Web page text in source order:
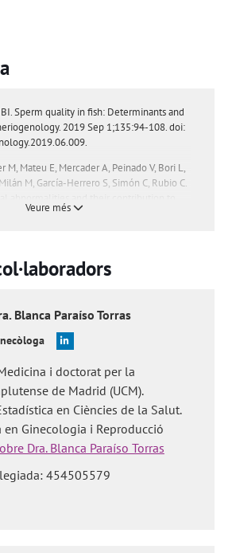
Sperm quality in fish: Determinants and
2019 Sep 1;135:94-108. doi:
M, Mateu E, Mercader A, Peinado V, Bori L,
M, García-Herrero S, Simón C, Rubio C.
Biol Reprod. 2019 Jul 18. pii:
in men with mosaic Turner
of fluorescence in situ hybridization
to perform and assisted
outcomes. J AssistReprod Genet. 2019
s10815-019-01554-2.
'En què consisteix el FISH
,'En quins pacients està indicat fer un FISH
,'Quines conseqüències es poden esperar
'Existeixen criteris estrictes
i'Quin és el preu de la tècnica de FISH?'
Veure més
Blanca Paraíso Torras
i doctorat per la
de Madrid (UCM).
en Ciències de la Salut.
en Ginecologia i Reproducció
Dra. Blanca Paraíso Torras
454505579